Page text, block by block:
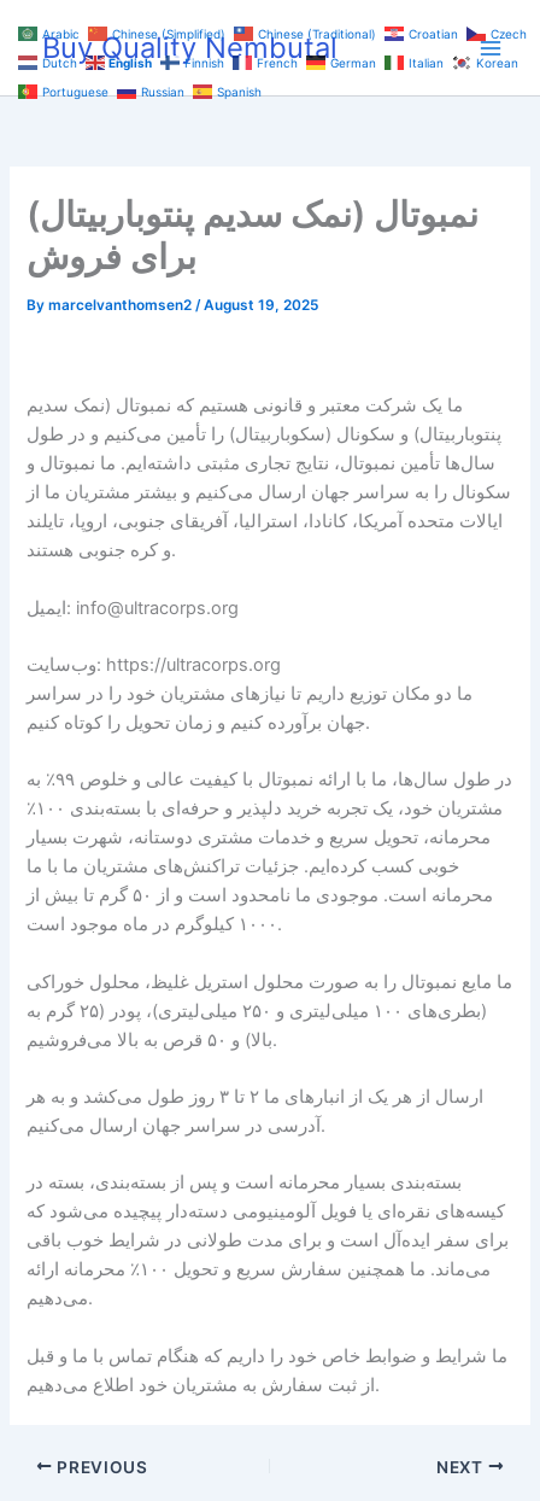
content
Buy Quality Nembutal
نمبوتال (نمک سدیم پنتوباربیتال)
برای فروش
Bymarcelvanthomsen2/August 19, 2025
ما یک شرکت معتبر و قانونی هستیم که نمبوتال (نمک سدیم
پنتوباربیتال) و سکونال (سکوباربیتال) را تأمین می‌کنیم و در طول
سال‌ها تأمین نمبوتال، نتایج تجاری مثبتی داشته‌ایم. ما نمبوتال و
سکونال را به سراسر جهان ارسال می‌کنیم و بیشتر مشتریان ما از
ایالات متحده آمریکا، کانادا، استرالیا، آفریقای جنوبی، اروپا، تایلند
و کره جنوبی هستند.
ایمیل: info@ultracorps.org
وب‌سایت: https://ultracorps.org
ما دو مکان توزیع داریم تا نیازهای مشتریان خود را در سراسر
جهان برآورده کنیم و زمان تحویل را کوتاه کنیم.
در طول سال‌ها، ما با ارائه نمبوتال با کیفیت عالی و خلوص ۹۹٪ به
مشتریان خود، یک تجربه خرید دلپذیر و حرفه‌ای با بسته‌بندی ۱۰۰٪
محرمانه، تحویل سریع و خدمات مشتری دوستانه، شهرت بسیار
خوبی کسب کرده‌ایم. جزئیات تراکنش‌های مشتریان ما با ما
محرمانه است. موجودی ما نامحدود است و از ۵۰ گرم تا بیش از
۱۰۰۰ کیلوگرم در ماه موجود است.
ما مایع نمبوتال را به صورت محلول استریل غلیظ، محلول خوراکی
(بطری‌های ۱۰۰ میلی‌لیتری و ۲۵۰ میلی‌لیتری)، پودر (۲۵ گرم به
بالا) و ۵۰ قرص به بالا می‌فروشیم.
ارسال از هر یک از انبارهای ما ۲ تا ۳ روز طول می‌کشد و به هر
آدرسی در سراسر جهان ارسال می‌کنیم.
بسته‌بندی بسیار محرمانه است و پس از بسته‌بندی، بسته در
کیسه‌های نقره‌ای یا فویل آلومینیومی دسته‌دار پیچیده می‌شود که
برای سفر ایده‌آل است و برای مدت طولانی در شرایط خوب باقی
می‌ماند. ما همچنین سفارش سریع و تحویل ۱۰۰٪ محرمانه ارائه
می‌دهیم.
ما شرایط و ضوابط خاص خود را داریم که هنگام تماس با ما و قبل
از ثبت سفارش به مشتریان خود اطلاع می‌دهیم.
PREVIOUS NEXT
Arabic Chinese (Simplified) Chinese (Traditional) Croatian
Czech
Dutch
English Finnish French German Italian
Korean
Portuguese
Russian Spanish